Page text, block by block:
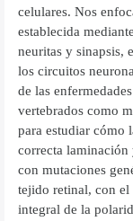
celulares. Nos
establecida
neuritas y sinapsis,
los circuitos
de las
vertebrados como
para estudiar cómo
correcta laminación
con mutaciones
tejido retinal, con el
integral de la